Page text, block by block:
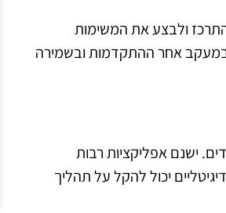
ולבצע את המשימות
במעקב אחר ההתקדמות ובשמירה
ישנם אפליקציות רבות
יכול להקל על תהליך